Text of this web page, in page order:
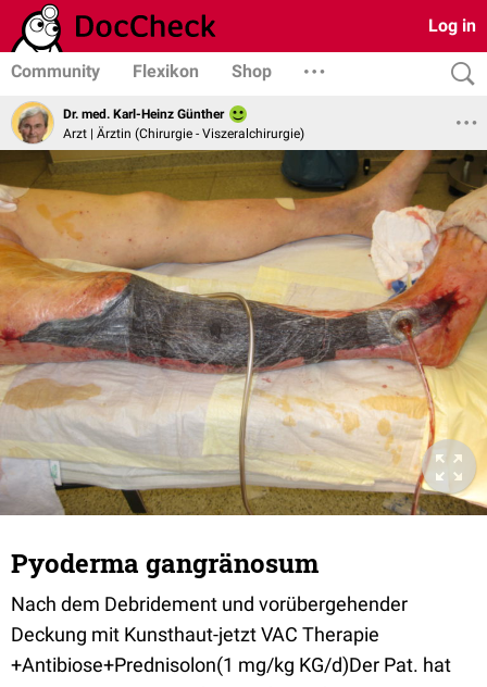
Log in
Community Flexikon Shop
Dr. med. Karl-Heinz Günther
Arzt | Ärztin (Chirurgie - Viszeralchirurgie)
Pyoderma gangränosum
Nach dem Debridement und vorübergehender
Deckung mit Kunsthaut-jetzt VAC Therapie
+Antibiose+Prednisolon(1 mg/kg KG/d)Der Pat. hat